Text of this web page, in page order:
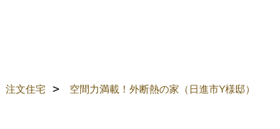
文住宅 空間力満載！外断熱の家（日進市Y様邸）